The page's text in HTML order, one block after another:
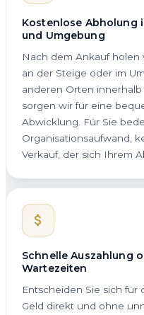
Kostenlose Abholung
und Umgebung
Nach dem Ankauf holen
an der Steige oder im
anderen Orten
sorgen wir für eine
Abwicklung. Für Sie
Organisationsaufwand,
Verkauf, der sich Ihrem
Schnelle Auszahlung
Wartezeiten
Entscheiden Sie sich für
Geld direkt und ohne